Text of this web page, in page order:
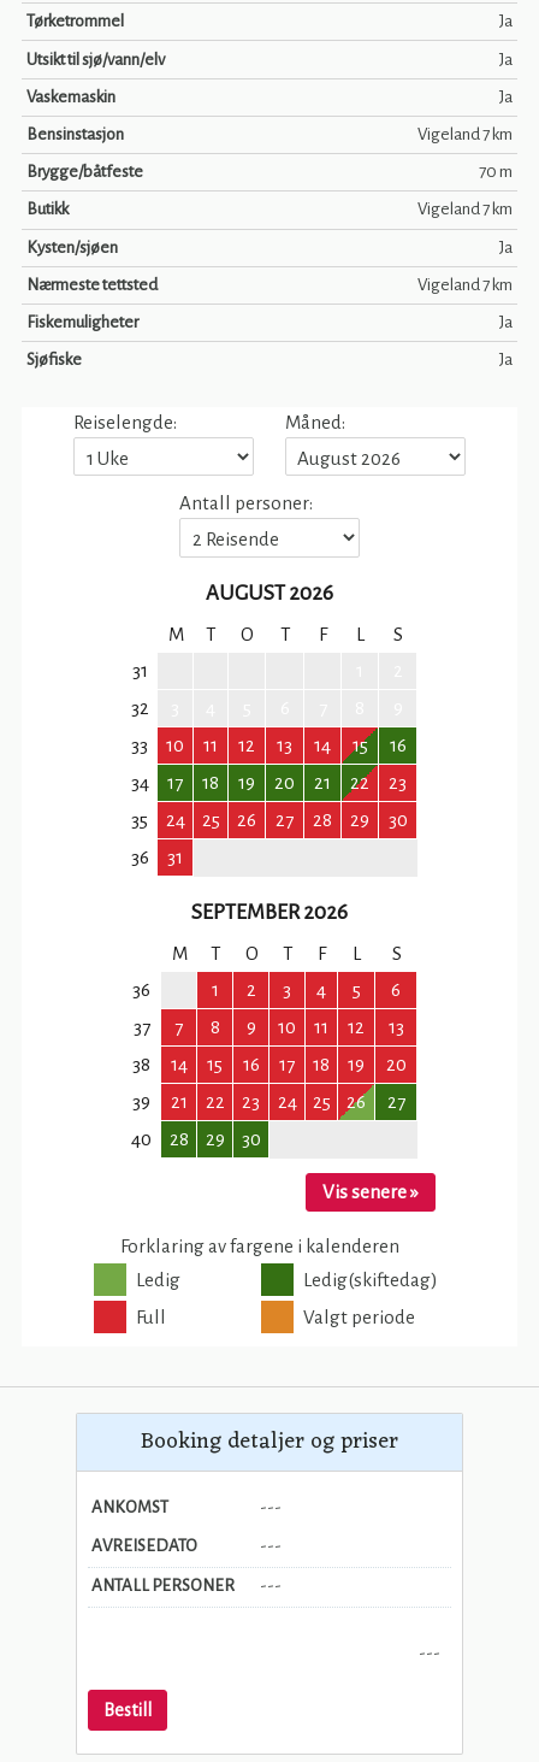
Tørketrommel Ja
Utsikt til sjø/vann/elv Ja
Vaskemaskin Ja
Bensinstasjon Vigeland 7 km
Brygge/båtfeste 70 m
Butikk Vigeland 7 km
Kysten/sjøen Ja
Nærmeste tettsted Vigeland 7 km
Fiskemuligheter Ja
Sjøfiske Ja
Booking detaljer og priser
ANKOMST ---
AVREISEDATO ---
ANTALL PERSONER ---
---
Bestill